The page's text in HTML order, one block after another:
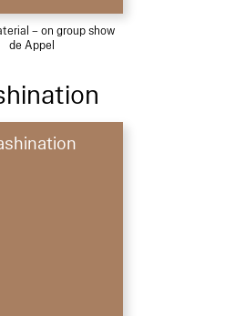
– on group show
de Appel